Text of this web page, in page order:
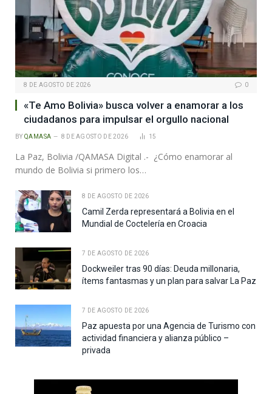
8 DE AGOSTO DE 2026 0
«Te Amo Bolivia» busca volver a enamorar a los
ciudadanos para impulsar el orgullo nacional
BY QAMASA 8 DE AGOSTO DE 2026 15
La Paz, Bolivia /QAMASA Digital .- ¿Cómo enamorar al
mundo de Bolivia si primero los…
8 DE AGOSTO DE 2026
Camil Zerda representará a Bolivia en el
Mundial de Coctelería en Croacia
7 DE AGOSTO DE 2026
Dockweiler tras 90 días: Deuda millonaria,
ítems fantasmas y un plan para salvar La Paz
7 DE AGOSTO DE 2026
Paz apuesta por una Agencia de Turismo con
actividad financiera y alianza público –
privada